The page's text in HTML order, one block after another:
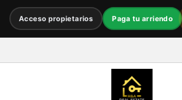
Acceso propietarios Paga tu arriendo